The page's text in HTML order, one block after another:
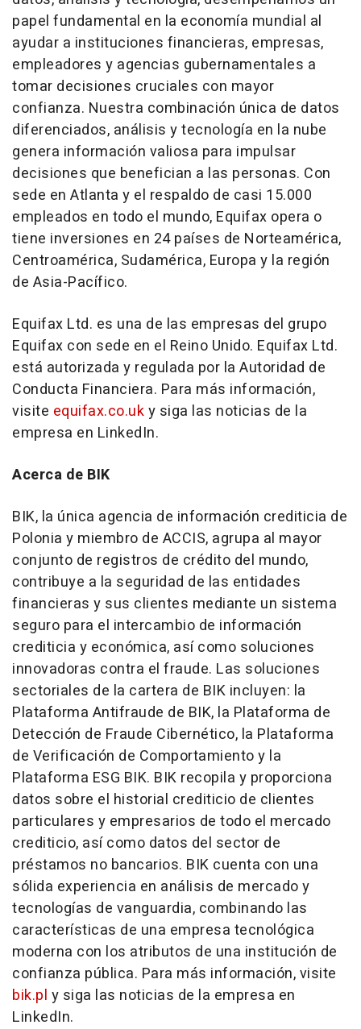
papel fundamental en la economía mundial al
ayudar a instituciones financieras, empresas,
empleadores y agencias gubernamentales a
tomar decisiones cruciales con mayor
confianza. Nuestra combinación única de datos
diferenciados, análisis y tecnología en la nube
genera información valiosa para impulsar
decisiones que benefician a las personas. Con
sede en Atlanta y el respaldo de casi 15.000
empleados en todo el mundo, Equifax opera o
tiene inversiones en 24 países de Norteamérica,
Centroamérica, Sudamérica, Europa y la región
de Asia-Pacífico.
Equifax Ltd. es una de las empresas del grupo
Equifax con sede en el Reino Unido. Equifax Ltd.
está autorizada y regulada por la Autoridad de
Conducta Financiera. Para más información,
visite equifax.co.uky siga las noticias de la
empresa en LinkedIn.
Acerca de BIK
BIK, la única agencia de información crediticia de
Polonia y miembro de ACCIS, agrupa al mayor
conjunto de registros de crédito del mundo,
contribuye a la seguridad de las entidades
financieras y sus clientes mediante un sistema
seguro para el intercambio de información
crediticia y económica, así como soluciones
innovadoras contra el fraude. Las soluciones
sectoriales de la cartera de BIK incluyen: la
Plataforma Antifraude de BIK, la Plataforma de
Detección de Fraude Cibernético, la Plataforma
de Verificación de Comportamiento y la
Plataforma ESG BIK. BIK recopila y proporciona
datos sobre el historial crediticio de clientes
particulares y empresarios de todo el mercado
crediticio, así como datos del sector de
préstamos no bancarios. BIK cuenta con una
sólida experiencia en análisis de mercado y
tecnologías de vanguardia, combinando las
características de una empresa tecnológica
moderna con los atributos de una institución de
confianza pública. Para más información, visite
bik.pl y siga las noticias de la empresa en
LinkedIn.